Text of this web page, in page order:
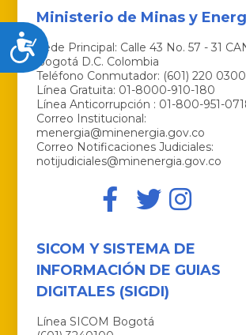
Accesibilidad
Ministerio de Minas y
Sede Principal: Calle 43 No. 57 - 31
Bogotá D.C. Colombia
Teléfono Conmutador: (601) 220 0300
Línea Gratuita: 01-8000-910-180
Línea Anticorrupción : 01-800-951-
Correo Institucional:
menergia@minenergia.gov.co
Correo Notificaciones Judiciales:
notijudiciales@minenergia.gov.co
SICOM Y SISTEMA DE
INFORMACIÓN DE GUIAS
DIGITALES (SIGDI)
Línea SICOM Bogotá